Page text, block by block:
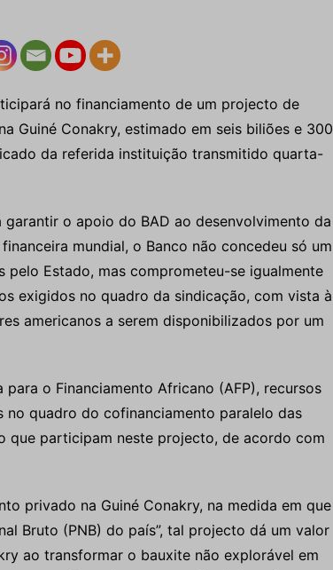
no financiamento de um projecto de
Guiné Conakry, estimado em seis biliões e 300
da referida instituição transmitido quarta-
o apoio do BAD ao desenvolvimento da
mundial, o Banco não concedeu só um
Estado, mas comprometeu-se igualmente
exigidos no quadro da sindicação, com vista à
americanos a serem disponibilizados por um
o Financiamento Africano (AFP), recursos
no quadro do cofinanciamento paralelo das
que participam neste projecto, de acordo com
privado na Guiné Conakry, na medida em que
Bruto (PNB) do país”, tal projecto dá um valor
ao transformar o bauxite não explorável em